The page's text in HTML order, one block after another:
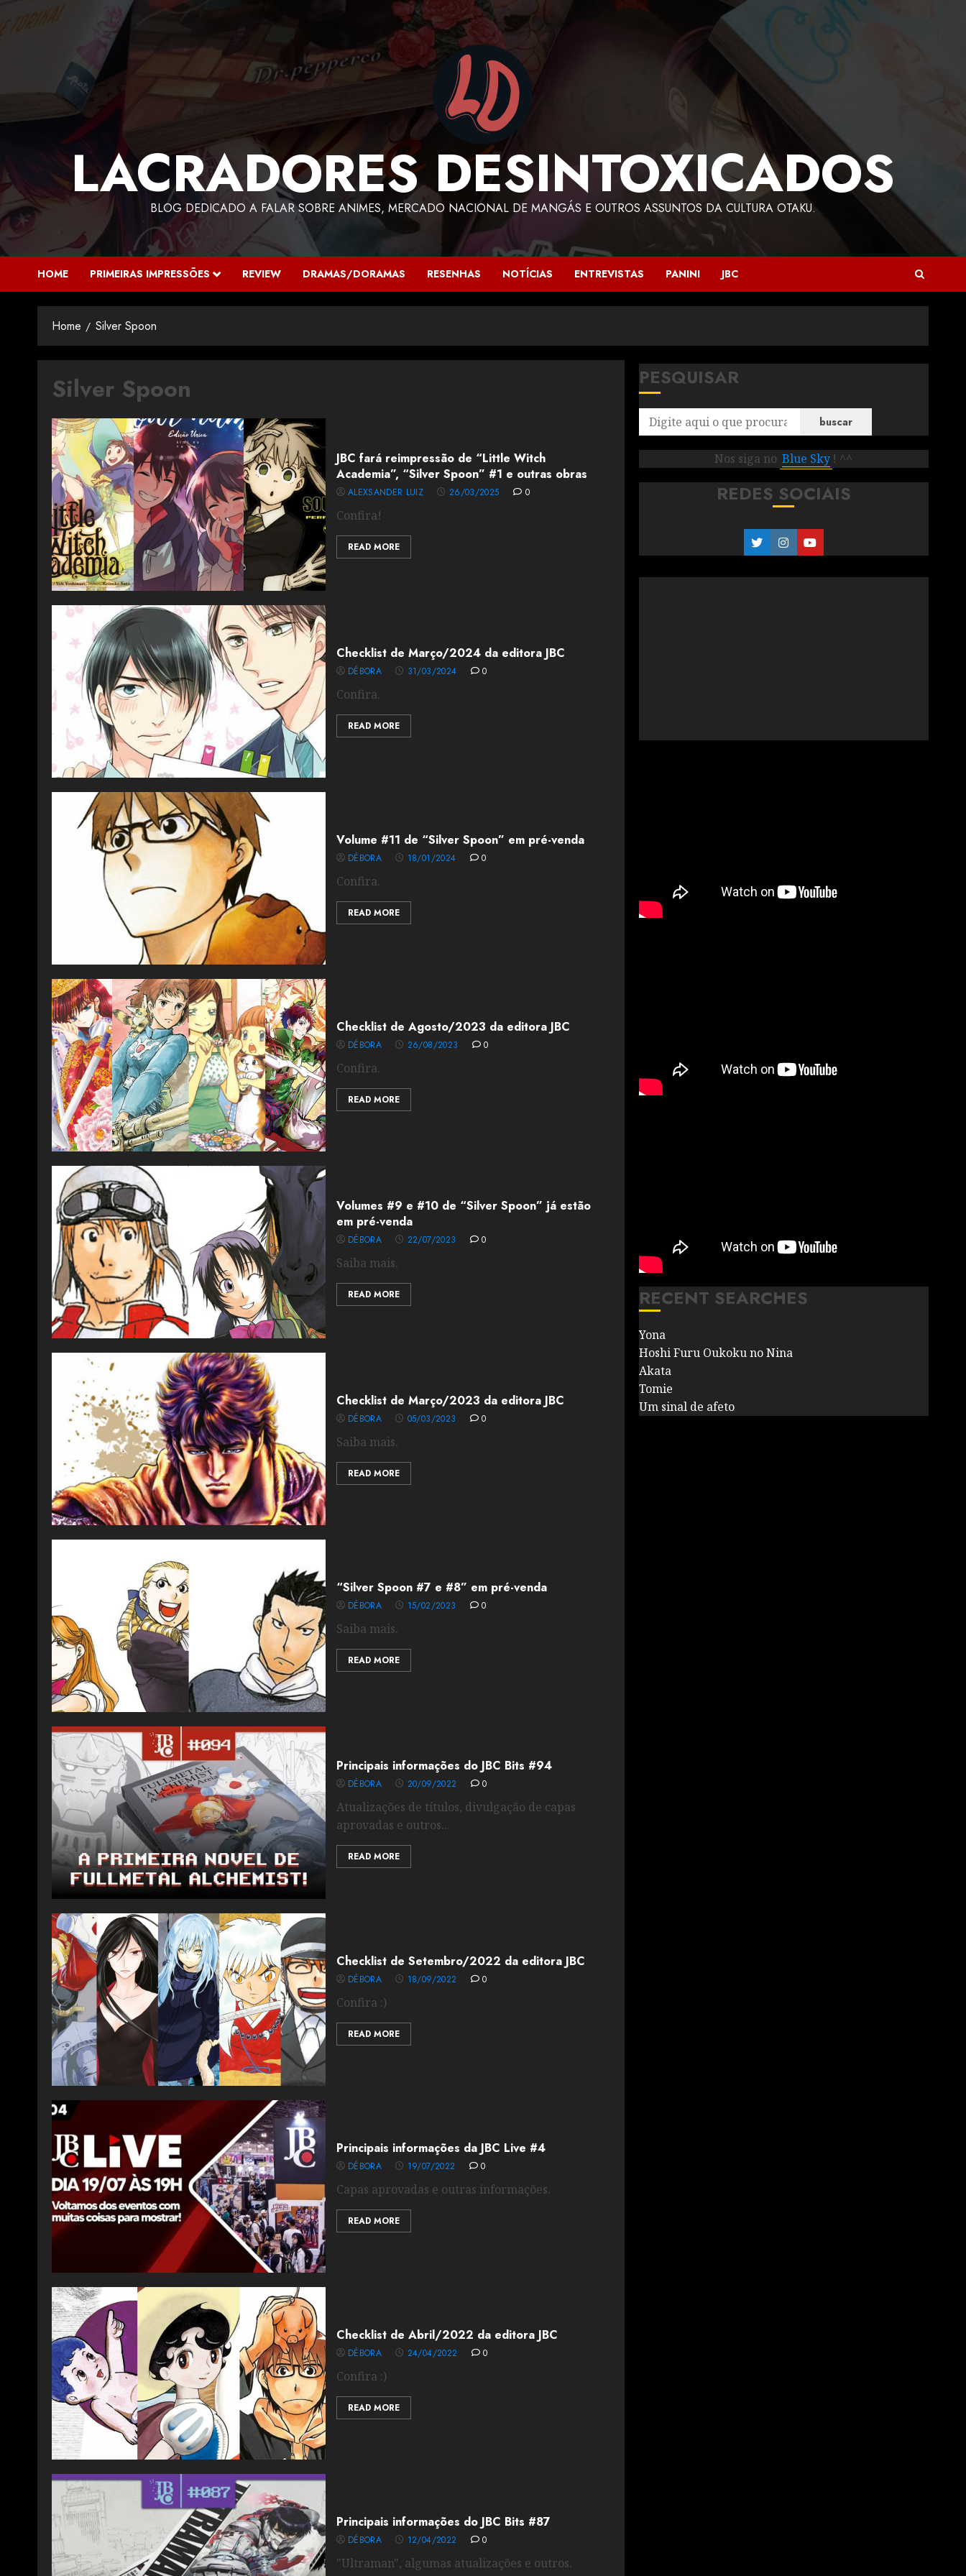
LACRADORES DESINTOXICADOS
BLOG DEDICADO A FALAR SOBRE ANIMES, MERCADO NACIONAL DE MANGÁS E OUTROS ASSUNTOS DA CULTURA OTAKU.
HOME PRIMEIRAS IMPRESSÕES REVIEW DRAMAS/DORAMAS RESENHAS NOTÍCIAS ENTREVISTAS PANINI JBC
Home Silver Spoon
Silver Spoon
JBC fará reimpressão de “Little Witch
Academia”, “Silver Spoon” #1 e outras obras
ALEXSANDER LUIZ 26/03/2025 0
Confira!
READ MORE
Checklist de Março/2024 da editora JBC
DÉBORA 31/03/2024 0
Confira.
READ MORE
Volume #11 de “Silver Spoon” em pré-venda
DÉBORA 18/01/2024 0
Confira.
READ MORE
Checklist de Agosto/2023 da editora JBC
DÉBORA 26/08/2023 0
Confira.
READ MORE
Volumes #9 e #10 de “Silver Spoon” já estão
em pré-venda
DÉBORA 22/07/2023 0
Saiba mais.
READ MORE
Checklist de Março/2023 da editora JBC
DÉBORA 05/03/2023 0
Saiba mais.
READ MORE
“Silver Spoon #7 e #8” em pré-venda
DÉBORA 15/02/2023 0
Saiba mais.
READ MORE
Principais informações do JBC Bits #94
DÉBORA 20/09/2022 0
Atualizações de títulos, divulgação de capas
aprovadas e outros...
READ MORE
Checklist de Setembro/2022 da editora JBC
DÉBORA 18/09/2022 0
Confira :)
READ MORE
Principais informações da JBC Live #4
DÉBORA 19/07/2022 0
Capas aprovadas e outras informações.
READ MORE
Checklist de Abril/2022 da editora JBC
DÉBORA 24/04/2022 0
Confira :)
READ MORE
Principais informações do JBC Bits #87
DÉBORA 12/04/2022 0
"Ultraman", algumas atualizações e outros.
PESQUISAR
buscar
Nos siga no Blue Sky ! ^^
REDES SOCIAIS
RECENT SEARCHES
Yona
Hoshi Furu Oukoku no Nina
Akata
Tomie
Um sinal de afeto